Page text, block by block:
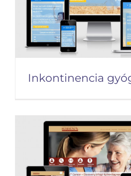
Inkontinencia
Inkontinencia